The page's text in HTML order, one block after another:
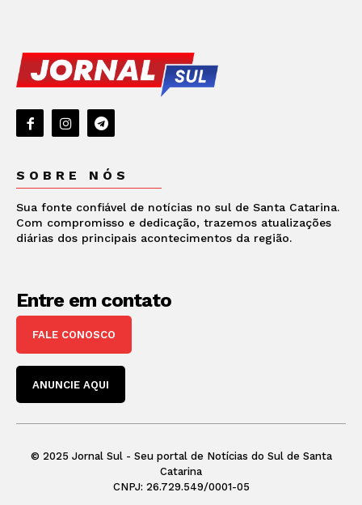
SOBRE NÓS
Sua fonte confiável de notícias no sul de Santa Catarina.
Com compromisso e dedicação, trazemos atualizações
diárias dos principais acontecimentos da região.
Entre em contato
FALE CONOSCO
ANUNCIE AQUI
© 2025 Jornal Sul - Seu portal de Notícias do Sul de Santa
Catarina
CNPJ: 26.729.549/0001-05